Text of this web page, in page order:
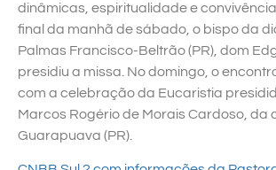
dinâmicas, espiritualidade e
final da manhã de sábado, o bispo da
Palmas Francisco-Beltrão (PR), dom
presidiu a missa. No domingo, o
com a celebração da Eucaristia
Marcos Rogério de Morais Cardoso, da
Guarapuava (PR).